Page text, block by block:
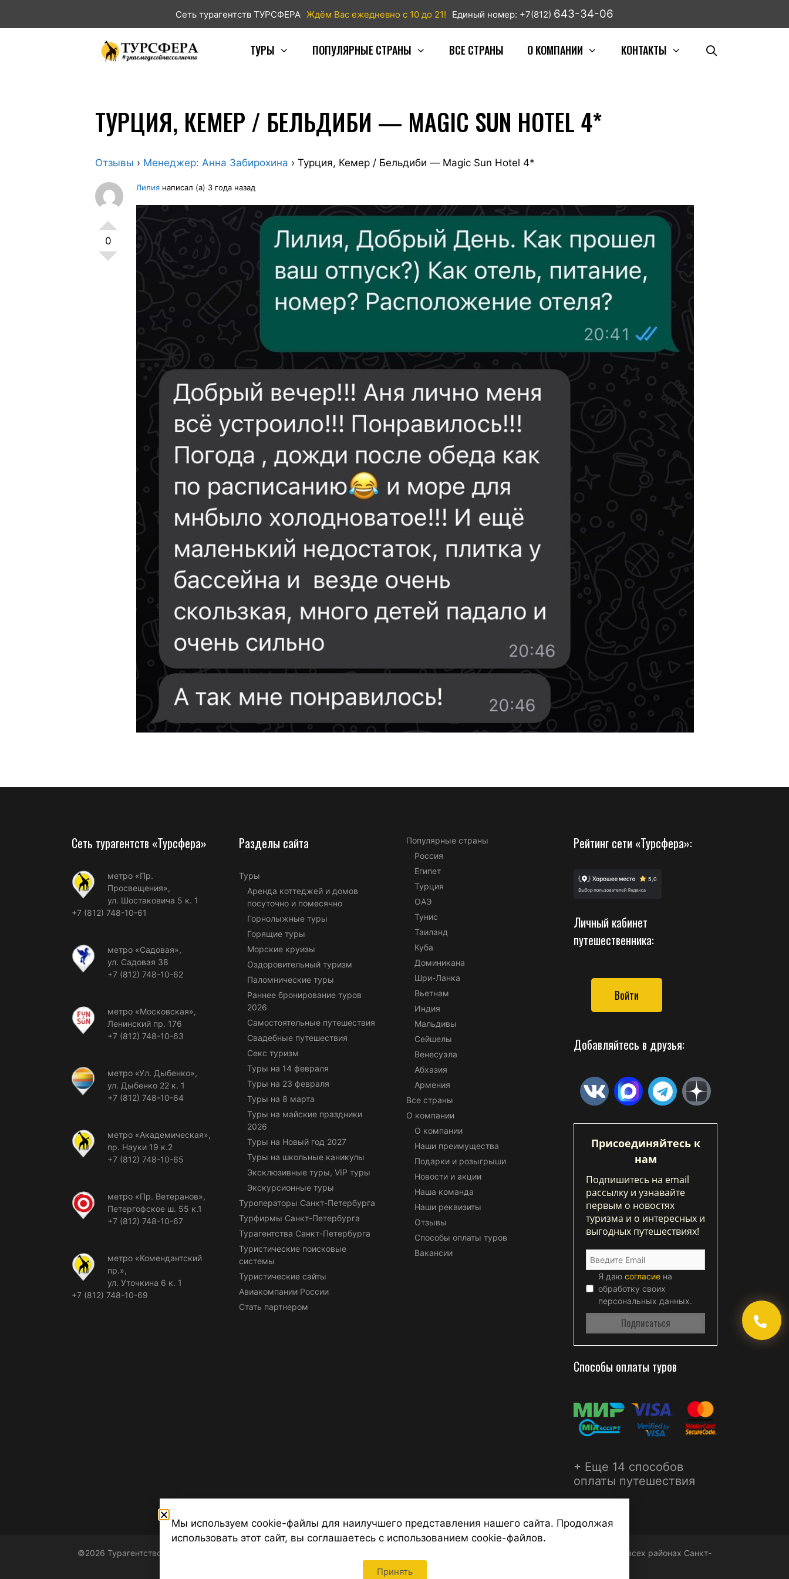
Сеть турагентств ТУРСФЕРА Ждём Вас ежедневно с 10 до 21! Единый номер: +7(812) 643-34-06
ТУРЫ ПОПУЛЯРНЫЕ СТРАНЫ ВСЕ СТРАНЫ О КОМПАНИИ КОНТАКТЫ
ТУРЦИЯ, КЕМЕР / БЕЛЬДИБИ — MAGIC SUN HOTEL 4*
Отзывы › Менеджер: Анна Забирохина › Турция, Кемер / Бельдиби — Magic Sun Hotel 4*
0
Лилия написал (а) 3 года назад
Сеть турагентств «Турсфера»
метро «Пр.
Просвещения»,
ул. Шостаковича 5 к. 1
+7 (812) 748-10-61
метро «Садовая»,
ул. Садовая 38
+7 (812) 748-10-62
метро «Московская»,
Ленинский пр. 176
+7 (812) 748-10-63
метро «Ул. Дыбенко»,
ул. Дыбенко 22 к. 1
+7 (812) 748-10-64
метро «Академическая»,
пр. Науки 19 к.2
+7 (812) 748-10-65
метро «Пр. Ветеранов»,
Петергофское ш. 55 к.1
+7 (812) 748-10-67
метро «Комендантский
пр.»,
ул. Уточкина 6 к. 1
+7 (812) 748-10-69
Разделы сайта
Туры
Аренда коттеджей и домов
посуточно и помесячно
Горнолыжные туры
Горящие туры
Морские круизы
Оздоровительный туризм
Паломнические туры
Раннее бронирование туров
2026
Самостоятельные путешествия
Свадебные путешествия
Секс туризм
Туры на 14 февраля
Туры на 23 февраля
Туры на 8 марта
Туры на майские праздники
2026
Туры на Новый год 2027
Туры на школьные каникулы
Эксклюзивные туры, VIP туры
Экскурсионные туры
Туроператоры Санкт-Петербурга
Турфирмы Санкт-Петербурга
Турагентства Санкт-Петербурга
Туристические поисковые
системы
Туристические сайты
Авиакомпании России
Стать партнером
Популярные страны
Россия
Египет
Турция
ОАЭ
Тунис
Таиланд
Куба
Доминикана
Шри-Ланка
Вьетнам
Индия
Мальдивы
Сейшелы
Венесуэла
Абхазия
Армения
Все страны
О компании
О компании
Наши преимущества
Подарки и розыгрыши
Новости и акции
Наша команда
Наши реквизиты
Отзывы
Способы оплаты туров
Вакансии
Рейтинг сети «Турсфера»:
Личный кабинет
путешественника:
Войти
Добавляйтесь в друзья:
Присоединяйтесь к
нам
Подпишитесь на email
рассылку и узнавайте
первым о новостях
туризма и о интересных и
выгодных путешествиях!
Я даю согласие на
обработку своих
персональных данных.
Способы оплаты туров
+ Еще 14 способов
оплаты путешествия
©2026 Турагентство Турсфера - Поиск туров от надежных туроператоров, официальный сайт турфирмы ТУРСФЕРА - турагентства во всех районах Санкт-
Мы используем cookie-файлы для наилучшего представления нашего сайта. Продолжая
использовать этот сайт, вы соглашаетесь с использованием cookie-файлов.
Принять